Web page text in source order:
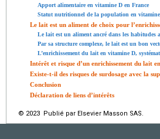
Apport alimentaire en vitamine D en France
Statut nutritionnel de la population en
Le lait est un aliment de choix pour
Le lait est un aliment ancré dans les habitudes
Par sa structure complexe, le lait est un bon
L’enrichissement du lait en vitamine D,
Intérêt et risque d’un enrichissement du lait
Existe-t-il des risques de surdosage avec la
Conclusion
Déclaration de liens d’intérêts
© 2023 Publié par Elsevier Masson SAS.